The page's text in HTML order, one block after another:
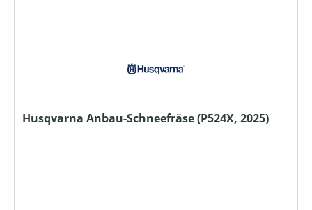
Husqvarna Anbau-Schneefräse (P524X, 2025)